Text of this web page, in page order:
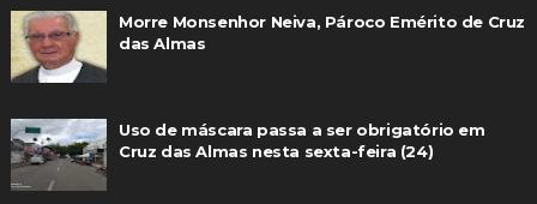
Morre Monsenhor Neiva, Pároco Emérito de Cruz
das Almas
Uso de máscara passa a ser obrigatório em
Cruz das Almas nesta sexta-feira (24)